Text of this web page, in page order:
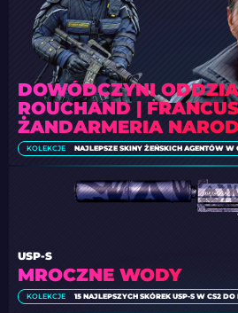
DOWÓDCZYNI
ROUCHAND |
ŻANDARMERIA
KOLEKCJE NAJLEPSZE SKINY ŻEŃSKICH AGENTÓW W
MROCZNE WODY
USP-S
KOLEKCJE 15 NAJLEPSZYCH SKÓREK USP-S W CS2